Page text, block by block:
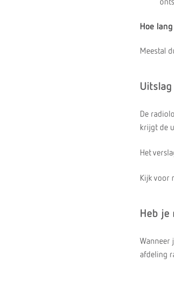
Hoe
Meestal
Uitslag
De
krijgt de
Het
Kijk voor
Heb je
Wanneer
afdeling